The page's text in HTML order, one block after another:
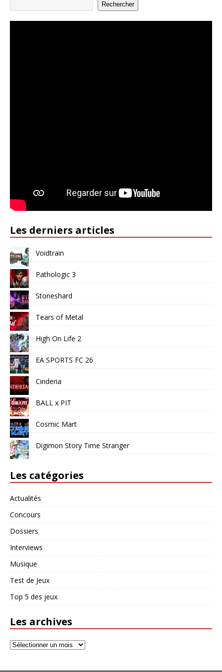
Rechercher
Les derniers articles
Voidtrain
Pathologic 3
Stoneshard
Tears of Metal
High On Life 2
EA SPORTS FC 26
Cinderia
BALL x PIT
Cosmic Mart
Digimon Story Time Stranger
Les catégories
Actualités
Concours
Dossiers
Interviews
Musique
Test de Jeux
Top 5 des jeux
Les archives